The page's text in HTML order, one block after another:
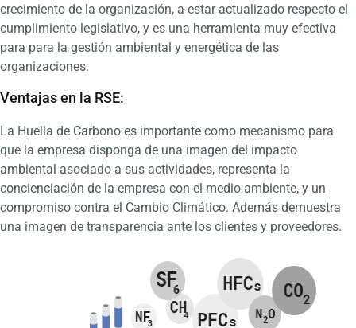
crecimiento de la organización, a estar actualizado respecto el
cumplimiento legislativo, y es una herramienta muy efectiva
para para la gestión ambiental y energética de las
organizaciones.
Ventajas en la RSE:
La Huella de Carbono es importante como mecanismo para
que la empresa disponga de una imagen del impacto
ambiental asociado a sus actividades, representa la
concienciación de la empresa con el medio ambiente, y un
compromiso contra el Cambio Climático. Además demuestra
una imagen de transparencia ante los clientes y proveedores.